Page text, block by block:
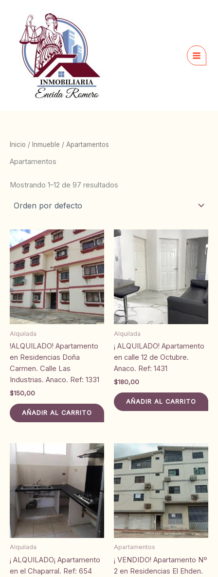
contenido
Inicio / Inmueble / Apartamentos
Apartamentos
Mostrando 1–12 de 97 resultados
Alquilada
!ALQUILADO! Apartamento
en Residencias Doña
Carmen. Calle Las
Industrias. Anaco. Ref: 1331
$150,00
AÑADIR AL CARRITO
Alquilada
¡ ALQUILADO! Apartamento
en calle 12 de Octubre.
Anaco. Ref: 1431
$180,00
AÑADIR AL CARRITO
Alquilada
¡ ALQUILADO¡ Apartamento
en el Chaparral. Ref: 654
Apartamentos
¡ VENDIDO! Apartamento Nº
2 en Residencias El Ehden.